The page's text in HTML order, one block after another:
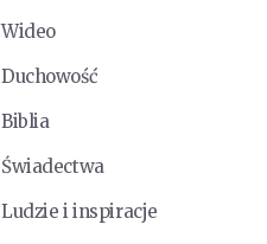
Wideo
Duchowość
Biblia
Świadectwa
Ludzie i inspiracje